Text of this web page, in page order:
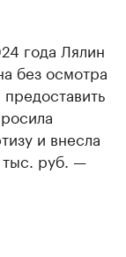
года Лялин
без осмотра
и внесла
тыс. руб. —